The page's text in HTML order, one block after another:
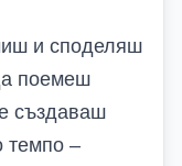
и споделяш
поемеш
създаваш
темпо –